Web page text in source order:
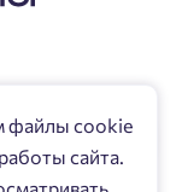
данных
файлы cookie
сайта.